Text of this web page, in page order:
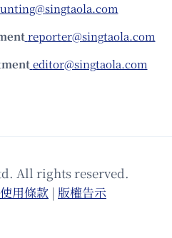
reporter@singtaola.com
editor@singtaola.com
All rights reserved.
使⽤條款 | 版權告⽰